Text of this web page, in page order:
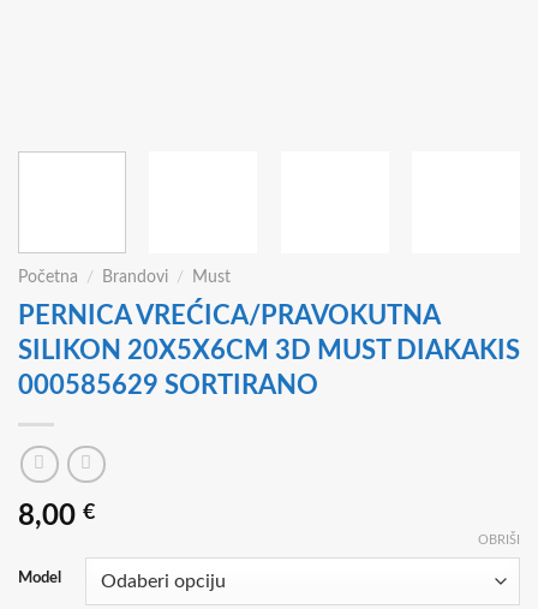
Početna / Brandovi / Must
PERNICA VREĆICA/PRAVOKUTNA
SILIKON 20X5X6CM 3D MUST DIAKAKIS
000585629 SORTIRANO
8,00 €
Model
OBRIŠI